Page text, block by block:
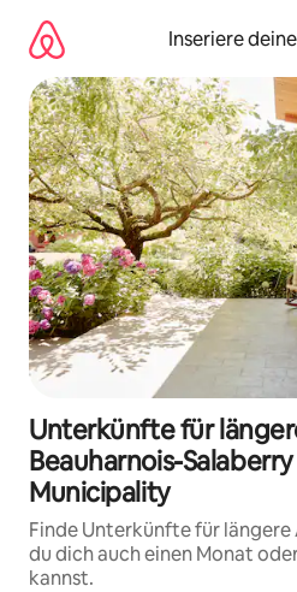
Inhalten
springen
Inseriere
Unterkünfte für
Beauharnois-
Municipality
Finde Unterkünfte für
du dich auch einen Monat
kannst.